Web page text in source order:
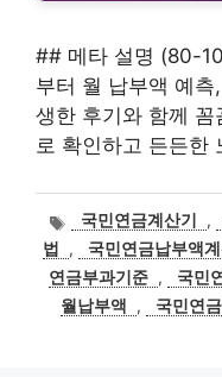
## 메타 설명 (80-
부터 월 납부액 예
생한 후기와 함께
로 확인하고 든든한
태국민연금계산기 ,
법
, 국민연금납부액
연금부과기준 , 국민
월납부액
, 국민연